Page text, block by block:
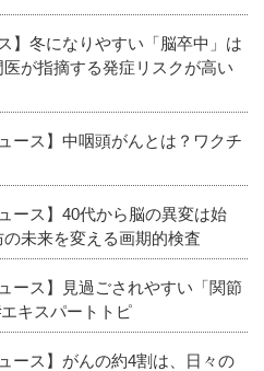
】冬になりやすい「脳卒中」は
が指摘する発症リスクが高い
ース】中咽頭がんとは？ワクチ
ース】40代から脳の異変は始
未来を変える画期的検査
ース】見過ごされやすい「関節
キスパートトピ
ース】がんの約4割は、日々の